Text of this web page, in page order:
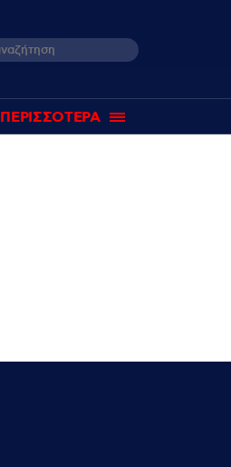
ΠΕΡΙΣΣΟΤΕΡΑ